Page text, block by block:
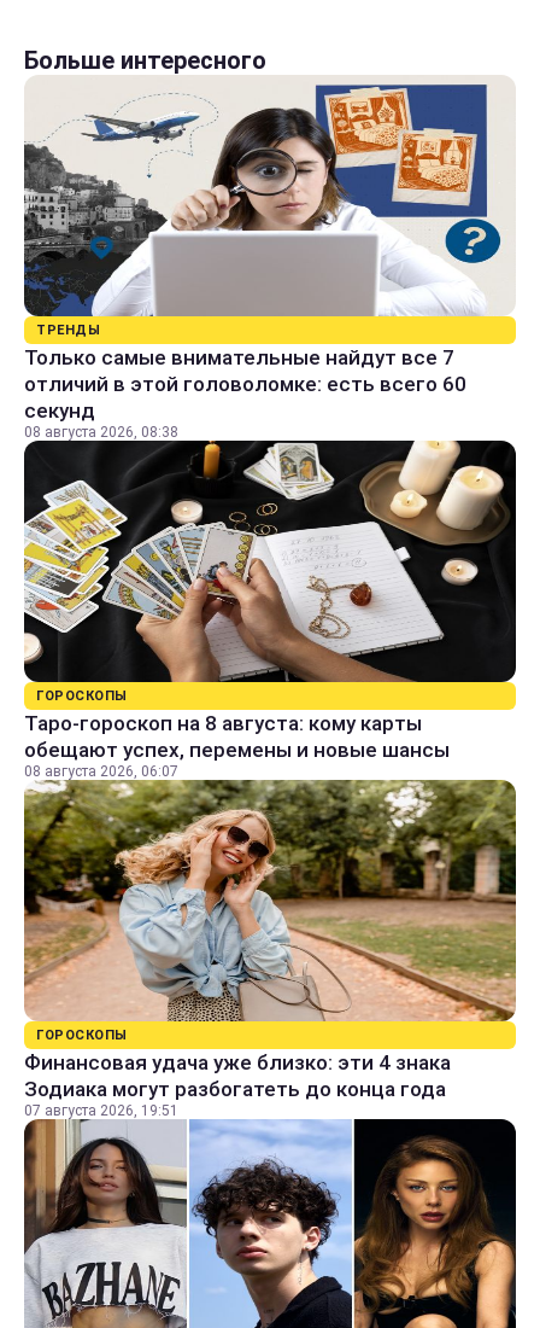
Больше интересного
ТРЕНДЫ
Только самые внимательные найдут все 7
отличий в этой головоломке: есть всего 60
секунд
08 августа 2026, 08:38
ГОРОСКОПЫ
Таро-гороскоп на 8 августа: кому карты
обещают успех, перемены и новые шансы
08 августа 2026, 06:07
ГОРОСКОПЫ
Финансовая удача уже близко: эти 4 знака
Зодиака могут разбогатеть до конца года
07 августа 2026, 19:51